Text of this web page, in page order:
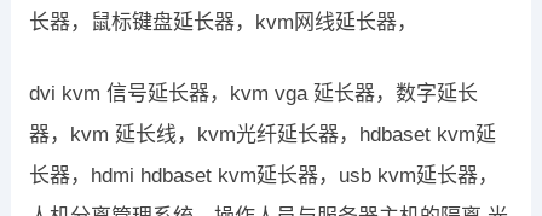
长器，鼠标键盘延长器，kvm网线延长器，
dvi kvm 信号延长器，kvm vga 延长器，数字延长
器，kvm 延长线，kvm光纤延长器，hdbaset kvm延
长器，hdmi hdbaset kvm延长器，usb kvm延长器，